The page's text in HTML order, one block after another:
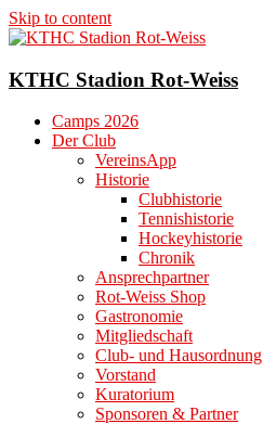
Skip to content
KTHC Stadion Rot-Weiss
Camps 2026
Der Club
VereinsApp
Historie
Clubhistorie
Tennishistorie
Hockeyhistorie
Chronik
Ansprechpartner
Rot-Weiss Shop
Gastronomie
Mitgliedschaft
Club- und Hausordnung
Vorstand
Kuratorium
Sponsoren & Partner